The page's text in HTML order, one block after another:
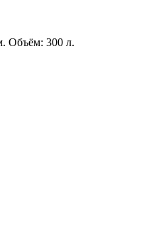
Объём: 300 л.